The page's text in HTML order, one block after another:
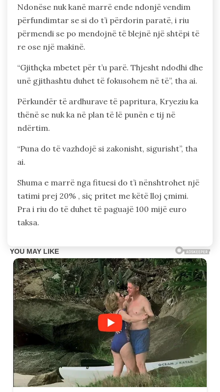
Ndonëse nuk kanë marrë ende ndonjë vendim
përfundimtar se si do t’i përdorin paratë, i riu
përmendi se po mendojnë të blejnë një shtëpi të
re ose një makinë.
“Gjithçka mbetet për t’u parë. Thjesht ndodhi dhe
unë gjithashtu duhet të fokusohem në të”, tha ai.
Përkundër të ardhurave të papritura, Kryeziu ka
thënë se nuk ka në plan të lë punën e tij në
ndërtim.
“Puna do të vazhdojë si zakonisht, sigurisht”, tha
ai.
Shuma e marrë nga fituesi do t’i nënshtrohet një
tatimi prej 20% , siç pritet me këtë lloj çmimi.
Pra i riu do të duhet të paguajë 100 mijë euro
taksa.